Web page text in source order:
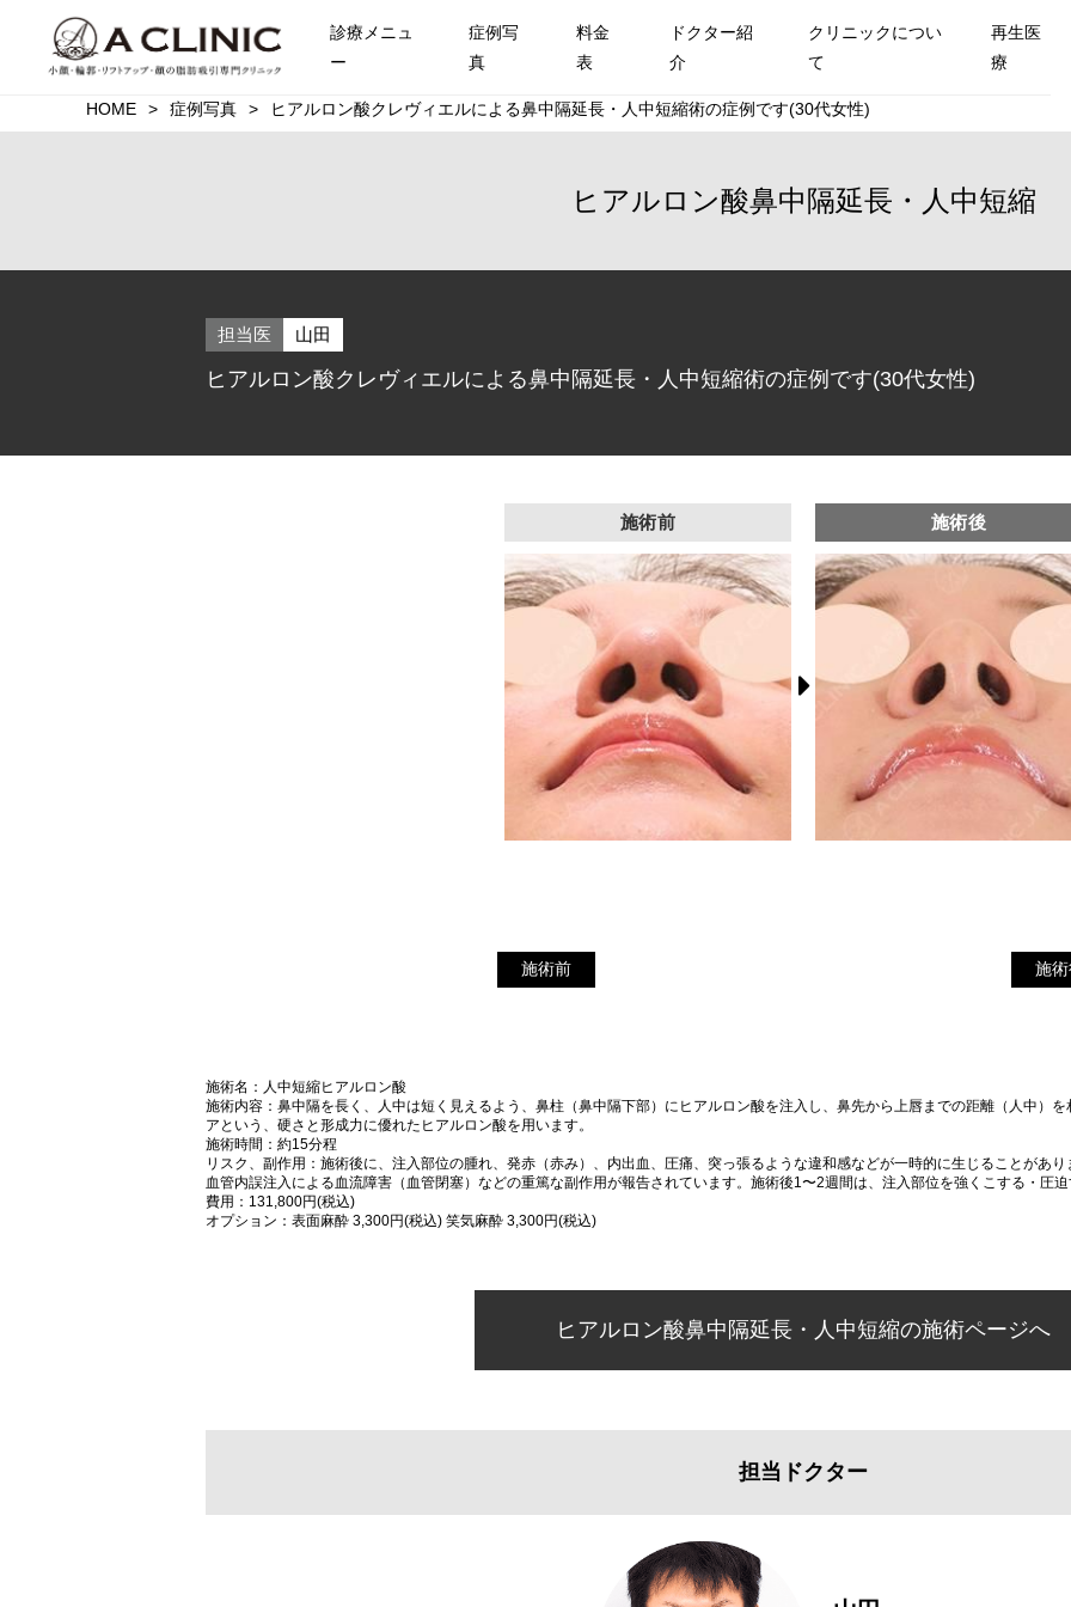
診療メニュ
ー
症例写
真
料金
表
ドクター紹
介
クリニックについ
て
再生医
療
HOME 症例写真 ヒアルロン酸クレヴィエルによる鼻中隔延長・人中短縮術の症例です(30代女性)
ヒアルロン酸鼻中隔延長・人中短縮
担当医 山田
ヒアルロン酸クレヴィエルによる鼻中隔延長・人中短縮術の症例です(30代女性)
施術前 施術後
施術前 施
施術名：人中短縮ヒアルロン酸
施術内容：鼻中隔を長く、人中は短く見えるよう、鼻柱（鼻中隔下部）にヒアルロン酸を注入し、鼻先から上唇までの距離（人中）
アという、硬さと形成力に優れたヒアルロン酸を用います。
施術時間：約15分程
リスク、副作用：施術後に、注入部位の腫れ、発赤（赤み）、内出血、圧痛、突っ張るような違和感などが一時的に生じることがあ
血管内誤注入による血流障害（血管閉塞）などの重篤な副作用が報告されています。施術後1〜2週間は、注入部位を強くこする・圧
費用：131,800円(税込)
オプション：表面麻酔 3,300円(税込) 笑気麻酔 3,300円(税込)
ヒアルロン酸鼻中隔延長・人中短縮の施術ページへ
担当ドクター